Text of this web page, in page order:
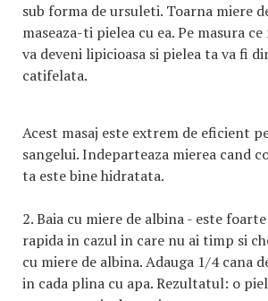
sub forma de ursuleti. Toarna miere
maseaza-ti pielea cu ea. Pe masura
va deveni lipicioasa si pielea ta va fi
catifelata.
Acest masaj este extrem de eficient
sangelui. Indeparteaza mierea cand
ta este bine hidratata.
2.Baia cu miere de albina- este
rapida in cazul in care nu ai timp si
cu miere de albina. Adauga 1/4 cana
in cada plina cu apa. Rezultatul: o